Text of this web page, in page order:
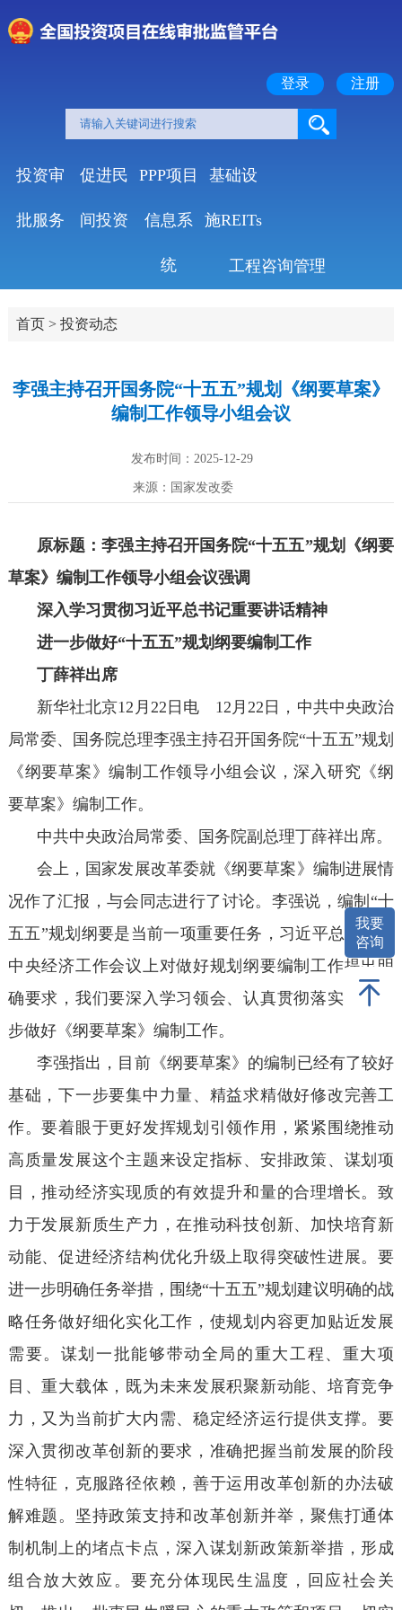
登录 注册
投资审
批服务
促进民
间投资
PPP项目
信息系
统
基础设
施REITs
工程咨询管理
首页> 投资动态
李强主持召开国务院“十五五”规划《纲要草案》
编制工作领导小组会议
发布时间：2025-12-29
来源：国家发改委
原标题：李强主持召开国务院“十五五”规划《纲要
草案》编制工作领导小组会议强调
深入学习贯彻习近平总书记重要讲话精神
进一步做好“十五五”规划纲要编制工作
丁薛祥出席
新华社北京12月22日电 12月22日，中共中央政治
局常委、国务院总理李强主持召开国务院“十五五”规划
《纲要草案》编制工作领导小组会议，深入研究《纲
要草案》编制工作。
中共中央政治局常委、国务院副总理丁薛祥出席。
会上，国家发展改革委就《纲要草案》编制进展情
况作了汇报，与会同志进行了讨论。李强说，编制“十
五五”规划纲要是当前一项重要任务，习近平总书记在
中央经济工作会议上对做好规划纲要编制工作提出明
确要求，我们要深入学习领会、认真贯彻落实，进一
步做好《纲要草案》编制工作。
李强指出，目前《纲要草案》的编制已经有了较好
基础，下一步要集中力量、精益求精做好修改完善工
作。要着眼于更好发挥规划引领作用，紧紧围绕推动
高质量发展这个主题来设定指标、安排政策、谋划项
目，推动经济实现质的有效提升和量的合理增长。致
力于发展新质生产力，在推动科技创新、加快培育新
动能、促进经济结构优化升级上取得突破性进展。要
进一步明确任务举措，围绕“十五五”规划建议明确的战
略任务做好细化实化工作，使规划内容更加贴近发展
需要。谋划一批能够带动全局的重大工程、重大项
目、重大载体，既为未来发展积聚新动能、培育竞争
力，又为当前扩大内需、稳定经济运行提供支撑。要
深入贯彻改革创新的要求，准确把握当前发展的阶段
性特征，克服路径依赖，善于运用改革创新的办法破
解难题。坚持政策支持和改革创新并举，聚焦打通体
制机制上的堵点卡点，深入谋划新政策新举措，形成
组合放大效应。要充分体现民生温度，回应社会关
我要
咨询